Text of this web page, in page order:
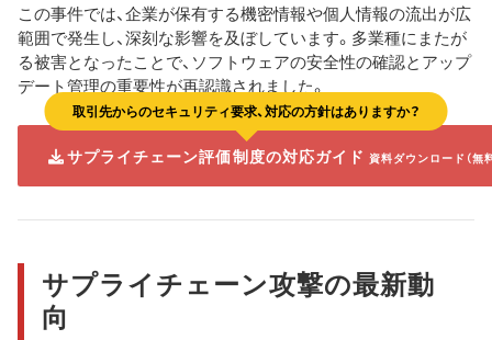
この事件では、企業が保有する機密情報や個人情報の流出が広
範囲で発生し、深刻な影響を及ぼしています。多業種にまたが
る被害となったことで、ソフトウェアの安全性の確認とアップ
デート管理の重要性が再認識されました。
取引先からのセキュリティ要求、対応の方針はありますか？
サプライチェーン評価制度の対応ガイド 資料ダウンロード（無
サプライチェーン攻撃の最新動
向